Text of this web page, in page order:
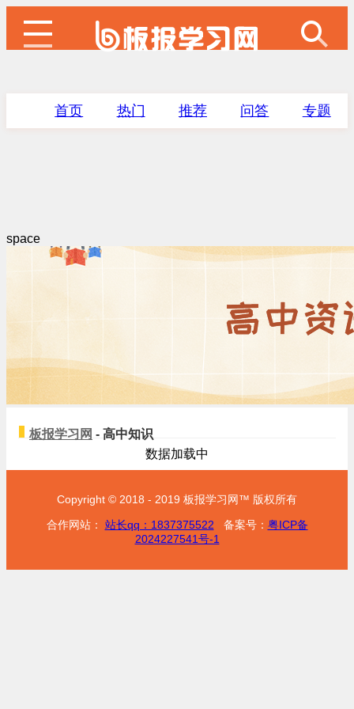
首页 热门 推荐 问答 专题
space
板报学习网 - 高中知识
数据加载中
Copyright © 2018 - 2019 板报学习网™ 版权所有
合作网站：
站长qq：1837375522 备案号： 粤ICP备
2024227541号-1